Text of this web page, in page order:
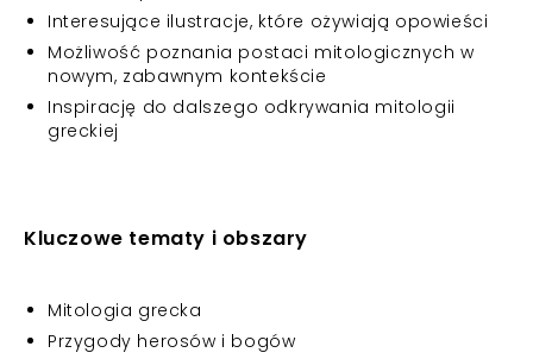
Interesujące ilustracje, które ożywiają opowieści
Możliwość poznania postaci mitologicznych w
nowym, zabawnym kontekście
Inspirację do dalszego odkrywania mitologii
greckiej
Kluczowe tematy i obszary
Mitologia grecka
Przygody herosów i bogów